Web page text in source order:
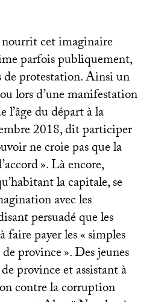
cet imaginaire
parfois publiquement,
de protestation. Ainsi un
lors d’une manifestation
l’âge du départ à la
2018, dit participer
ne croie pas que la
». Là encore,
la capitale, se
avec les
persuadé que les
faire payer les «simples
province». Des jeunes
province et assistant à
contre la corruption